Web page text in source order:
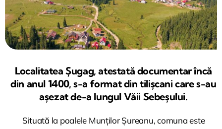
Localitatea Șugag, atestată documentar încă
din anul 1400, s-a format din tilișcani care s-au
așezat de-a lungul Văii Sebeșului.
Situată la poalele Munților Șureanu, comuna este